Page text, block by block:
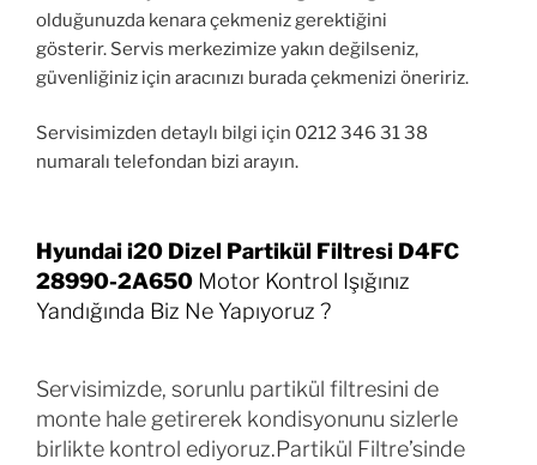
olduğunuzda kenara çekmeniz gerektiğini
gösterir. Servis merkezimize yakın değilseniz,
güvenliğiniz için aracınızı burada çekmenizi öneririz.
Servisimizden detaylı bilgi için 0212 346 31 38
numaralı telefondan bizi arayın.
Hyundai i20 Dizel Partikül Filtresi D4FC
28990-2A650 Motor Kontrol Işığınız
Yandığında Biz Ne Yapıyoruz ?
Servisimizde, sorunlu partikül filtresini de
monte hale getirerek kondisyonunu sizlerle
birlikte kontrol ediyoruz.Partikül Filtre’sinde